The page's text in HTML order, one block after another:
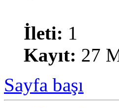
İleti: 1
Kayıt: 27
Sayfa başı